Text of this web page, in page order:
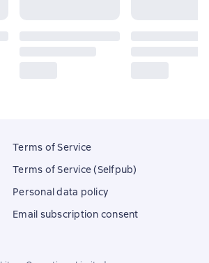
Terms of Service
Terms of Service (Selfpub)
Personal data policy
Email subscription consent